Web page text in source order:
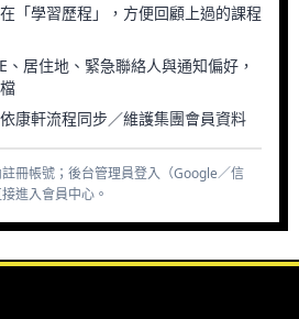
「學習歷程」，方便回顧上過的課程
居住地、緊急聯絡人與通知偏好，
康軒流程同步／維護集團會員資料
冊帳號；後台管理員登入（Google／信
進入會員中心。